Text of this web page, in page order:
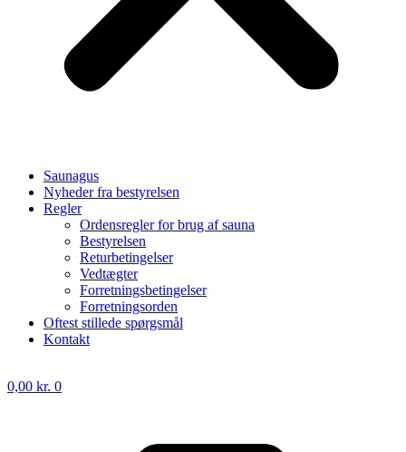
Saunagus
Nyheder fra bestyrelsen
Regler
Ordensregler for brug af sauna
Bestyrelsen
Returbetingelser
Vedtægter
Forretningsbetingelser
Forretningsorden
Oftest stillede spørgsmål
Kontakt
0,00 kr. 0